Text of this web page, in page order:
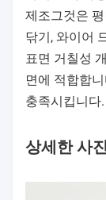
제조그것은
닦기, 와이어
표면 거칠성
면에 적합합
충족시킵니다.
상세한 사진